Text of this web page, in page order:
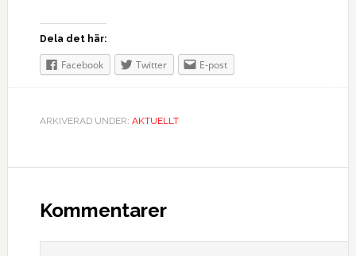
Dela det här:
Facebook Twitter E-post
ARKIVERAD UNDER: AKTUELLT
Kommentarer